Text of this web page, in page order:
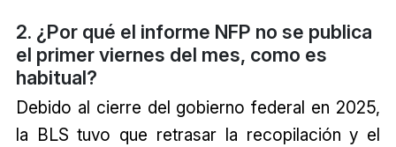
2. ¿Por qué el informe NFP no se publica
el primer viernes del mes, como es
habitual?
Debido al cierre del gobierno federal en 2025,
la BLS tuvo que retrasar la recopilación y el